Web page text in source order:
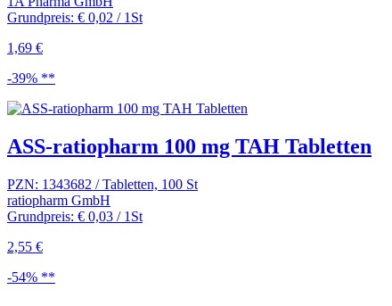
Grundpreis: € 0,02 / 1St
1,69 €
-39% **
ASS-ratiopharm 100 mg TAH Tabletten
PZN: 1343682 / Tabletten, 100 St
ratiopharm GmbH
Grundpreis: € 0,03 / 1St
2,55 €
-54% **